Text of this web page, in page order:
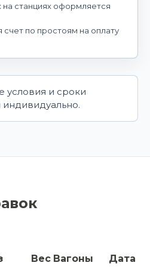
на станциях оформляется
счет по простоям на оплату
условия и сроки
Вес Вагоны Дата